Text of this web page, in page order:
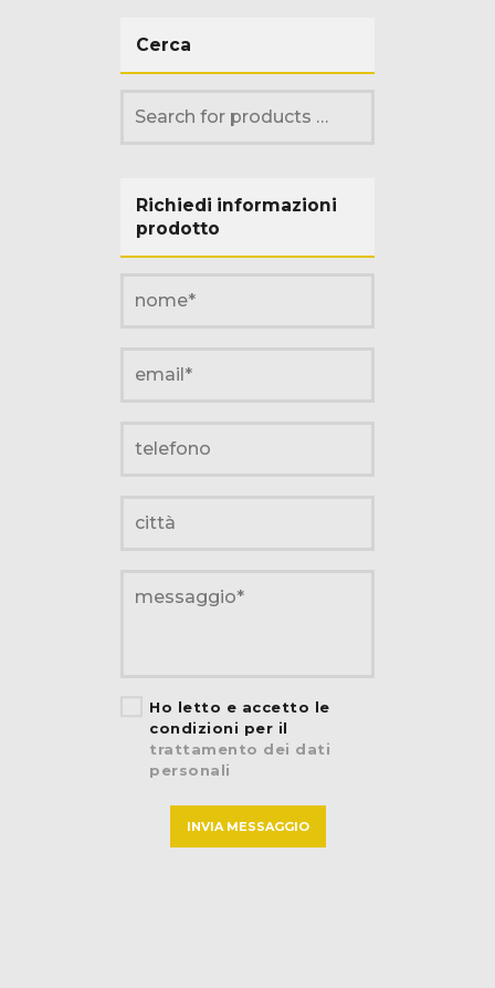
Cerca
Richiedi informazioni
prodotto
Ho letto e accetto le
condizioni per il
trattamento dei dati
personali